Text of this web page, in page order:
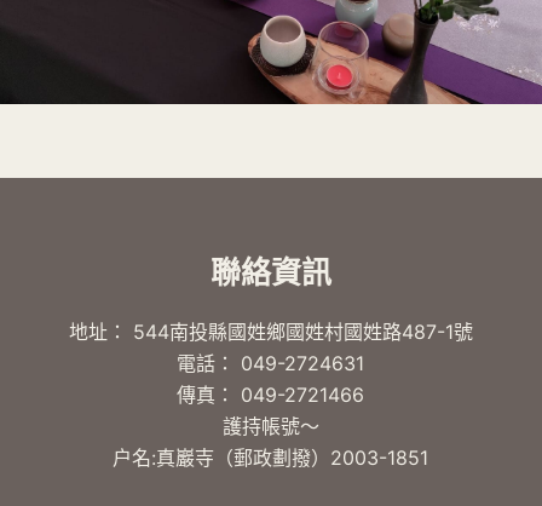
聯絡資訊
地址： 544南投縣國姓鄉國姓村國姓路487-1號
電話： 049-2724631
傳真： 049-2721466
護持帳號～
户名:真巖寺（郵政劃撥）2003-1851